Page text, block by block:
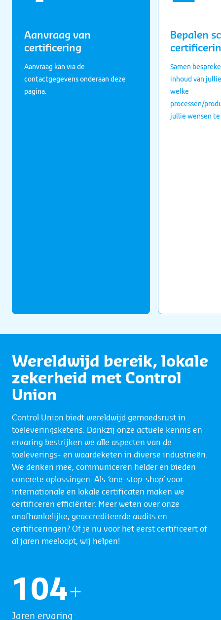
Aanvraag van
certificering
Aanvraag kan via de
contactgegevens onderaan deze
pagina.
Bepalen
Samen
inhoud van
welke
processen/
jullie wensen
Wereldwijd bereik, lokale
zekerheid met Control
Union
Control Union biedt wereldwijd gemoedsrust in
toeleveringsketens. Dankzij onze actuele kennis en
ervaring bestrijken we alle aspecten van de
toeleverings- en waardeketen in diverse industrieën.
We denken mee, communiceren helder en bieden
concrete oplossingen. Als ‘one-stop-shop’ voor
internationale en lokale certificaten maken we
certificeren efficiënter. Meer weten over onze
onafhankelijke, geaccrediteerde audits en
certificeringen? Of je nu voor het eerst certificeert of
al jaren meeloopt, wij helpen!
105+
Jaren ervaring